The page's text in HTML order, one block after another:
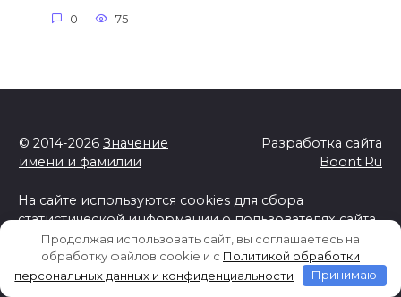
0 75
© 2014-2026 Значение
имени и фамилии
Разработка сайта
Boont.Ru
На сайте используются cookies для сбора
статистической информации о пользователях сайта.
Используя данный веб-сайт вы выражаете свое
согласие сПолитикой обработки персональных
данных и конфиденциальности
Продолжая использовать сайт, вы соглашаетесь на
обработку файлов cookie и c Политикой обработки
персональных данных и конфиденциальности
Принимаю